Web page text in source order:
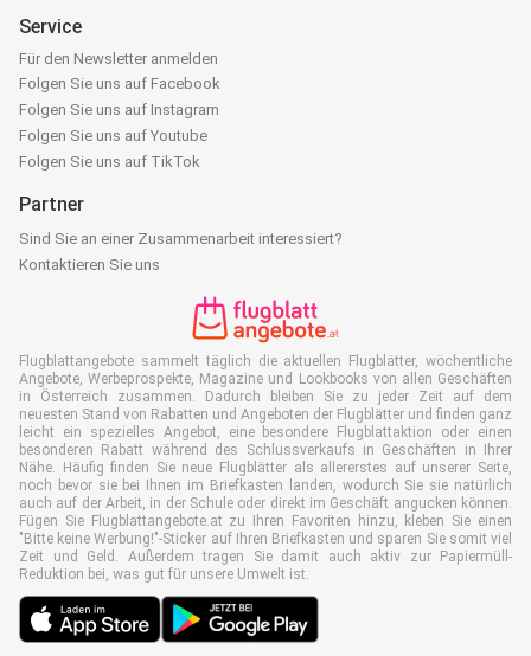
Service
Für den Newsletter anmelden
Folgen Sie uns auf Facebook
Folgen Sie uns auf Instagram
Folgen Sie uns auf Youtube
Folgen Sie uns auf TikTok
Partner
Sind Sie an einer Zusammenarbeit interessiert?
Kontaktieren Sie uns
Flugblattangebote sammelt täglich die aktuellen Flugblätter, wöchentliche
Angebote, Werbeprospekte, Magazine und Lookbooks von allen Geschäften
in Österreich zusammen. Dadurch bleiben Sie zu jeder Zeit auf dem
neuesten Stand von Rabatten und Angeboten der Flugblätter und finden ganz
leicht ein spezielles Angebot, eine besondere Flugblattaktion oder einen
besonderen Rabatt während des Schlussverkaufs in Geschäften in Ihrer
Nähe. Häufig finden Sie neue Flugblätter als allererstes auf unserer Seite,
noch bevor sie bei Ihnen im Briefkasten landen, wodurch Sie sie natürlich
auch auf der Arbeit, in der Schule oder direkt im Geschäft angucken können.
Fügen Sie Flugblattangebote.at zu Ihren Favoriten hinzu, kleben Sie einen
"Bitte keine Werbung!"-Sticker auf Ihren Briefkasten und sparen Sie somit viel
Zeit und Geld. Außerdem tragen Sie damit auch aktiv zur Papiermüll-
Reduktion bei, was gut für unsere Umwelt ist.